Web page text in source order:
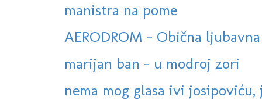
manistra na pome
AERODROM - Obična
marijan ban - u modroj zori
nema mog glasa ivi josipoviću,